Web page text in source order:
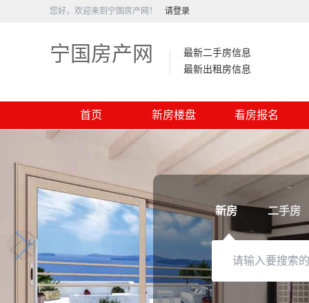
您好，欢迎来到宁国房产网！ 请登录
宁国房产网
最新二手房信息
最新出租房信息
首页 新房楼盘 看房报名
新房 二手房